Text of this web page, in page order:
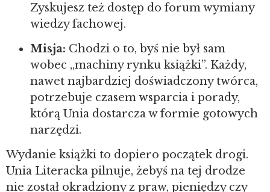
Zyskujesz też dostęp do forum wymiany
wiedzy fachowej.
Misja: Chodzi o to, byś nie był sam
wobec „machiny rynku książki”. Każdy,
nawet najbardziej doświadczony twórca,
potrzebuje czasem wsparcia i porady,
którą Unia dostarcza w formie gotowych
narzędzi.
Wydanie książki to dopiero początek drogi.
Unia Literacka pilnuje, żebyś na tej drodze
nie został okradziony z praw, pieniędzy czy